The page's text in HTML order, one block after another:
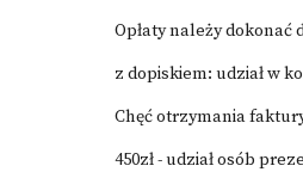
Opłaty należy dokonać
z dopiskiem: udział w
Chęć otrzymania
450zł - udział osób